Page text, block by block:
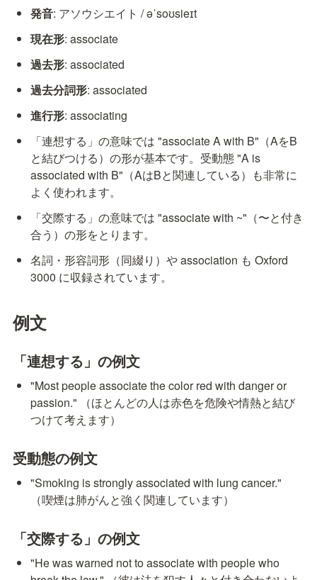
発音: アソウシエイト / əˈsoʊsieɪt
現在形: associate
過去形: associated
過去分詞形: associated
進行形: associating
「連想する」の意味では "associate A with B"（AをB
と結びつける）の形が基本です。受動態 "A is
associated with B"（AはBと関連している）も非常に
よく使われます。
「交際する」の意味では "associate with ~"（〜と付き
合う）の形をとります。
名詞・形容詞形（同綴り）や association も Oxford
3000 に収録されています。
例文
「連想する」の例文
"Most people associate the color red with danger or
passion." （ほとんどの人は赤色を危険や情熱と結び
つけて考えます）
受動態の例文
"Smoking is strongly associated with lung cancer."
（喫煙は肺がんと強く関連しています）
「交際する」の例文
"He was warned not to associate with people who